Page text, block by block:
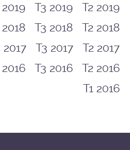
T3 2019
T2 2019
T3 2018
T2 2018
2017 T3 2017
T2 2017
T3 2016
T2 2016
T1 2016